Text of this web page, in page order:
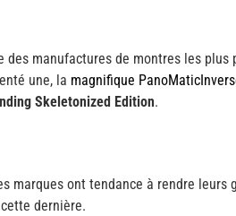
des manufactures de montres les
une, la magnifique
Skeletonized Edition.
marques ont tendance à rendre
dernière.